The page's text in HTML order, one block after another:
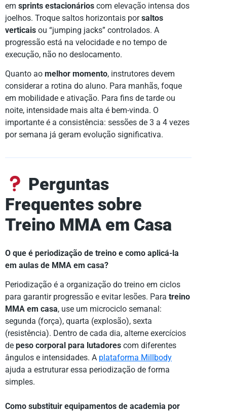
em sprints estacionários com elevação intensa dos
joelhos. Troque saltos horizontais porsaltos
verticais ou “jumping jacks” controlados. A
progressão está na velocidade e no tempo de
execução, não no deslocamento.
Quanto ao melhor momento, instrutores devem
considerar a rotina do aluno. Para manhãs, foque
em mobilidade e ativação. Para fins de tarde ou
noite, intensidade mais alta é bem-vinda. O
importante é a consistência: sessões de 3 a 4 vezes
por semana já geram evolução significativa.
Perguntas
Frequentes sobre
Treino MMA em Casa
O que é periodização de treino e como aplicá-la
em aulas de MMA em casa?
Periodização é a organização do treino em ciclos
para garantir progressão e evitar lesões. Para treino
MMA em casa, use um microciclo semanal:
segunda (força), quarta (explosão), sexta
(resistência). Dentro de cada dia, alterne exercícios
de peso corporal para lutadores com diferentes
ângulos e intensidades. A plataforma Millbody
ajuda a estruturar essa periodização de forma
simples.
Como substituir equipamentos de academia por